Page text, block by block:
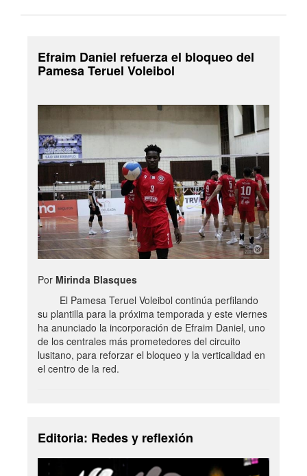
Efraim Daniel refuerza el bloqueo del
Pamesa Teruel Voleibol
Por Mirinda Blasques
El Pamesa Teruel Voleibol continúa perfilando
su plantilla para la próxima temporada y este viernes
ha anunciado la incorporación de Efraim Daniel, uno
de los centrales más prometedores del circuito
lusitano, para reforzar el bloqueo y la verticalidad en
el centro de la red.
Editoria: Redes y reflexión